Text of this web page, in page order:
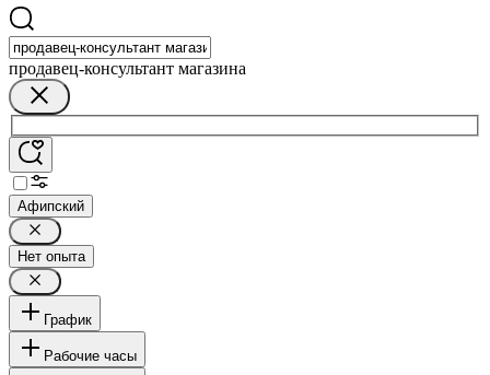
продавец-консультант магазина
Афипский
Нет опыта
График
Рабочие часы